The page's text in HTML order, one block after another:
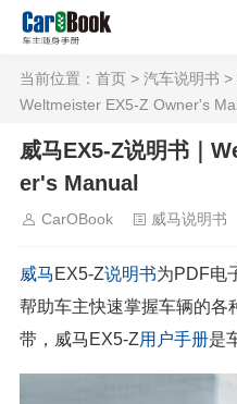
当前位置： 首页 > 汽车说明书 >
Weltmeister EX5-Z Owner's
威马EX5-Z说明书｜
er's Manual
CarOBook 威马说明书
威马 EX5-Z说明书为PDF电
帮助车主快速掌握车辆的各
带，威马EX5-Z用户手册是